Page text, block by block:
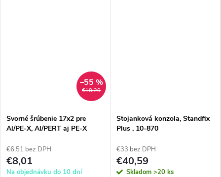
€18,20
–55 %
Svorné šrúbenie 17x2 pre
Al/PE-X, Al/PERT aj PE-X
€6,51 bez DPH
€8,01
Na objednávku do 10 dní
Stojanková konzola, Standfix
Plus , 10-870
€33 bez DPH
€40,59
Skladom >20 ks